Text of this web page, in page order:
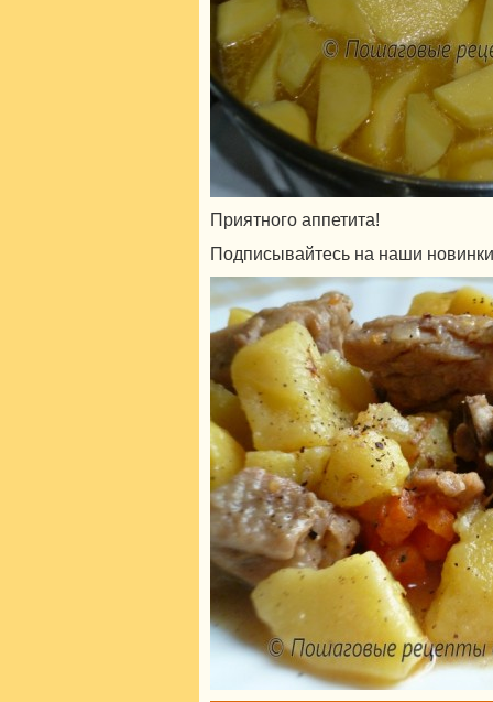
Приятного аппетита!
Подписывайтесь на наши